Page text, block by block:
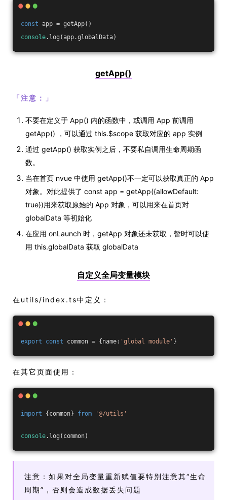
const app = getApp()
console.log(app.globalData)
getApp()
「注意： 」
不要在定义于 App() 内的函数中，或调用 App 前调用
getApp() ，可以通过 this.$scope 获取对应的 app 实例
通过 getApp() 获取实例之后，不要私自调用生命周期函
数。
当在首页 nvue 中使用 getApp()不一定可以获取真正的 App
对象。对此提供了 const app = getApp({allowDefault:
true})用来获取原始的 App 对象，可以用来在首页对
globalData 等初始化
在应用 onLaunch 时，getApp 对象还未获取，暂时可以使
用 this.globalData 获取 globalData
自定义全局变量模块
在utils/index.ts中定义：
export const common = {name: 'global module' }
在其它页面使用：
import {common} from '@/utils'
console.log(common)
注意：如果对全局变量重新赋值要特别注意其“生命
周期”，否则会造成数据丢失问题